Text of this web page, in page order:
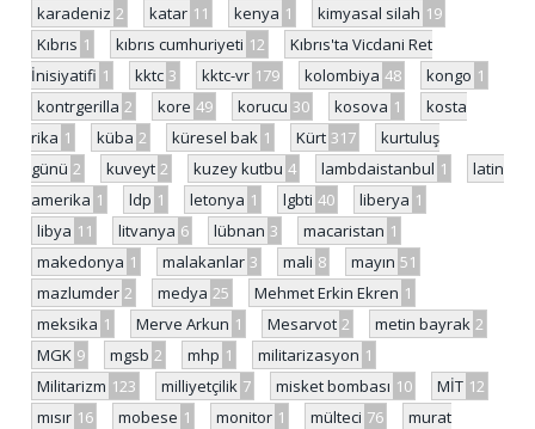
karadeniz 2 katar 11 kenya 1 kimyasal silah 19
Kıbrıs 1 kıbrıs cumhuriyeti 12
Kıbrıs'ta Vicdani Ret
İnisiyatifi 1 kktc 3 kktc-vr 179 kolombiya 48 kongo 1
kontrgerilla 2 kore 49 korucu 30 kosova 1
kosta
rika 1 küba 2 küresel bak 1 Kürt 317
kurtuluş
günü 2 kuveyt 2 kuzey kutbu 4 lambdaistanbul 1
latin
amerika 1 ldp 1 letonya 1 lgbti 40 liberya 1
libya 11 litvanya 6 lübnan 3 macaristan 1
makedonya 1 malakanlar 3 mali 8 mayın 51
mazlumder 2 medya 25 Mehmet Erkin Ekren 1
meksika 1 Merve Arkun 1 Mesarvot 2 metin bayrak 2
MGK 9 mgsb 2 mhp 1 militarizasyon 1
Militarizm 123 milliyetçilik 7 misket bombası 10 MİT 12
mısır 16 mobese 1 monitor 1 mülteci 76
murat